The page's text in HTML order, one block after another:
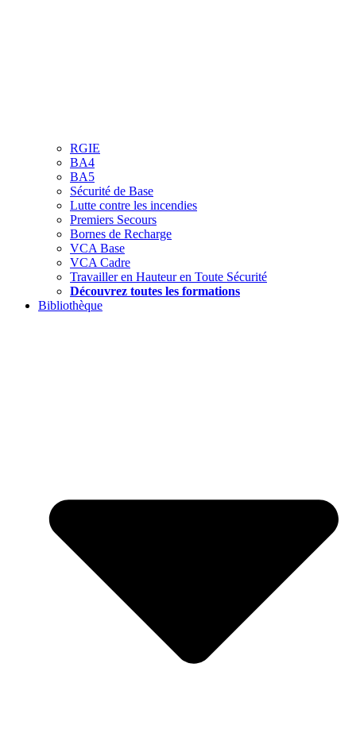
RGIE
BA4
BA5
Sécurité de Base
Lutte contre les incendies
Premiers Secours
Bornes de Recharge
VCA Base
VCA Cadre
Travailler en Hauteur en Toute Sécurité
Découvrez toutes les formations
Bibliothèque